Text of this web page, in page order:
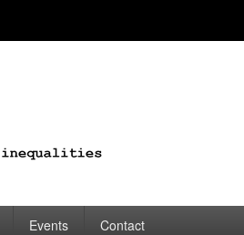
Events Contact